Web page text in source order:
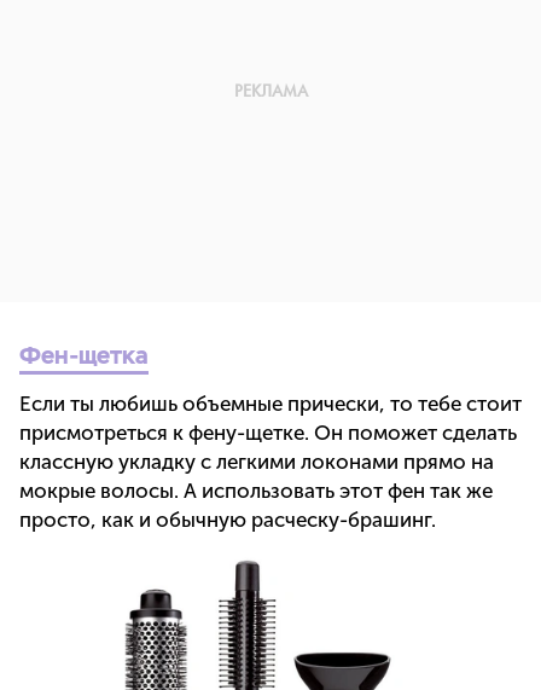
Фен-щетка
Если ты любишь объемные прически, то тебе стоит
присмотреться к фену-щетке. Он поможет сделать
классную укладку с легкими локонами прямо на
мокрые волосы. А использовать этот фен так же
просто, как и обычную расческу-брашинг.